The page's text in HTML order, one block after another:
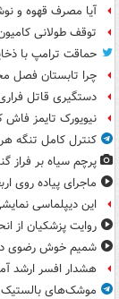
آیا مصرف قهوه و
توقف طولانی
حماقت ترامپ با
چرا تابستان فصل
دستگیری قاتل
نیویورک تایمز فاش
کنترل کامل تنگه
پرچم سیاه بر فراز
ماجرای پیاده روی
این دیپلماسی
روایت پزشکیان از
شمیم خوش رضوی
هشدار افسر ارشد
موشک‌های بالستیک